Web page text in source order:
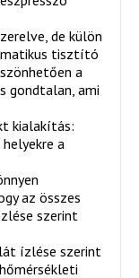
de külön
tisztító
a
gondtalan, ami
kialakítás:
helyekre a
az összes
szerint
ízlése szerint